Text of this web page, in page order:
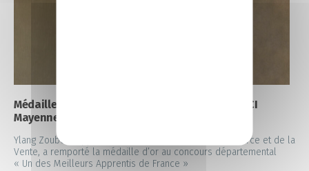
Médaille d’or pour une étudiante du Campus CCI
Mayenne !
Ylang Zoubert, apprentie en Bac Pro métiers du commerce et de la
Vente, a remporté la médaille d’or au concours départemental
« Un des Meilleurs Apprentis de France »